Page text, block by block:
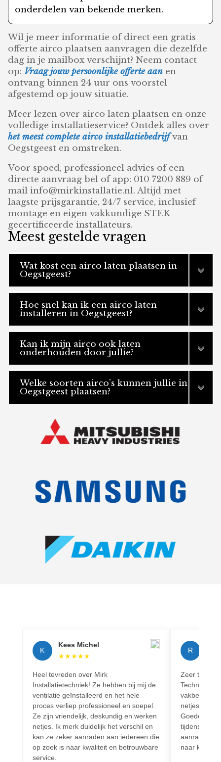
onderdelen van bekende merken.
Wil je meer informatie of direct een gratis
offerte airco plaatsen aanvragen die dezelfde
dag in je mailbox verschijnt? Neem contact
op: Vraag jouw persoonlijke offerte aan en
ontvang binnen 24 uur ons voorstel
afgestemd op jouw situatie.
Meer lezen over airco laten plaatsen en onze
volledige installatieservice? Ontdek alles over
het meest complete airco installatiebedrijfvan
Oegstgeest en omstreken.
Voor spoed, professioneel advies of een
directe aanvraag bel of app: 010 7200 889 of
mail info@mirkinstallatie.nl. Altijd met
laagste prijsgarantie, 24/7 service, inclusief
montage en eigen vakkundige STEK-
gecertificeerde installateurs.
Meest gestelde vragen
Wat kost een airco laten plaatsen in
Oegstgeest?
Hoe snel kan ik een airco laten
installeren in Oegstgeest?
Kan ik mijn airco ook laten
onderhouden door jullie?
Welke soorten airco’s kunnen jullie in
Oegstgeest plaatsen?
K
Kees Michel
★★★★★
Heel tevreden over Mirk
Installatietechniek! Ze hebben bij mij de
ventilatie geïnstalleerd en het hele
proces verliep professioneel en soepel.
Ze zijn vriendelijk, deskundig en werken
netjes. Ik merk duidelijk het verschil en
kan ze zeker aanraden aan iedereen die
op zoek is naar kwaliteit en betrouwbare
service.
R
Zeer
Techniek!
netjes en
Goede
tijdens het
aanrader
naar